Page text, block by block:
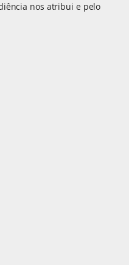
nos atribui e pelo